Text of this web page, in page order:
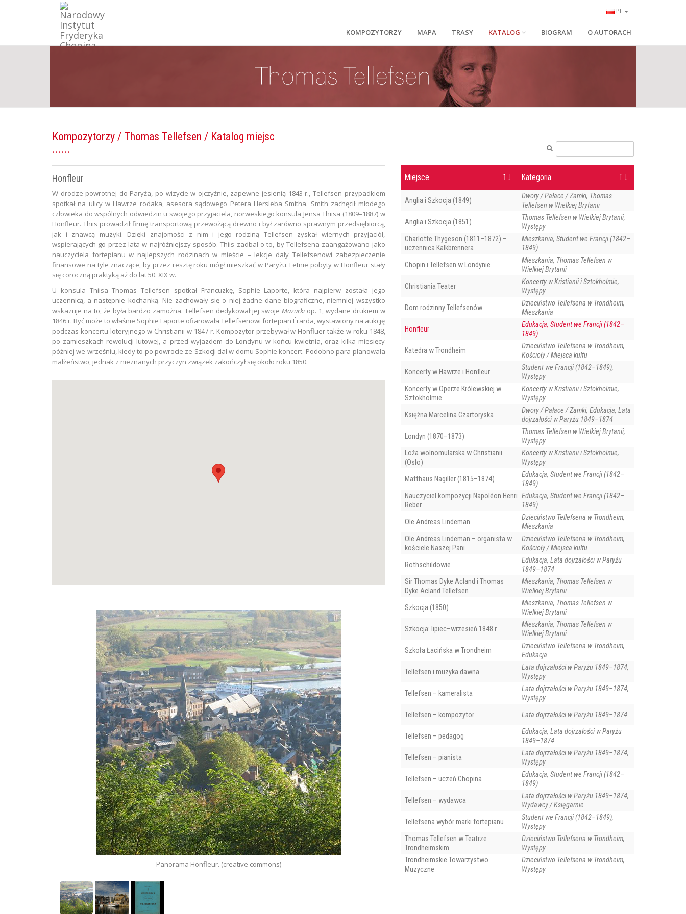
PL
KOMPOZYTORZY MAPA TRASY KATALOG BIOGRAM O AUTORACH
Kompozytorzy / Thomas Tellefsen / Katalog miejsc
Honfleur
W drodze powrotnej do Paryża, po wizycie w ojczyźnie, zapewne jesienią 1843 r., Tellefsen przypadkiem
spotkał na ulicy w Hawrze rodaka, asesora sądowego Petera Hersleba Smitha. Smith zachęcił młodego
człowieka do wspólnych odwiedzin u swojego przyjaciela, norweskiego konsula Jensa Thiisa (1809–1887) w
Honfleur. Thiis prowadził firmę transportową przewożącą drewno i był zarówno sprawnym przedsiębiorcą,
jak i znawcą muzyki. Dzięki znajomości z nim i jego rodziną Tellefsen zyskał wiernych przyjaciół,
wspierających go przez lata w najróżniejszy sposób. Thiis zadbał o to, by Tellefsena zaangażowano jako
nauczyciela fortepianu w najlepszych rodzinach w mieście – lekcje dały Tellefsenowi zabezpieczenie
finansowe na tyle znaczące, by przez resztę roku mógł mieszkać w Paryżu. Letnie pobyty w Honfleur stały
się coroczną praktyką aż do lat 50. XIX w.
U konsula Thiisa Thomas Tellefsen spotkał Francuzkę, Sophie Laporte, która najpierw została jego
uczennicą, a następnie kochanką. Nie zachowały się o niej żadne dane biograficzne, niemniej wszystko
wskazuje na to, że była bardzo zamożna. Tellefsen dedykował jej swoje Mazurkiop. 1, wydane drukiem w
1846 r. Być może to właśnie Sophie Laporte ofiarowała Tellefsenowi fortepian Érarda, wystawiony na aukcję
podczas koncertu loteryjnego w Christianii w 1847 r. Kompozytor przebywał w Honfluer także w roku 1848,
po zamieszkach rewolucji lutowej, a przed wyjazdem do Londynu w końcu kwietnia, oraz kilka miesięcy
później we wrześniu, kiedy to po powrocie ze Szkocji dał w domu Sophie koncert. Podobno para planowała
małżeństwo, jednak z nieznanych przyczyn związek zakończył się około roku 1850.
Panorama Honfleur. (creative commons) Stare nabrzeże w Honefleur, fot. Ввласенко (creative commons)
Miejsce Kategoria
Anglia i Szkocja (1849)
Dwory / Pałace / Zamki, Thomas
Tellefsen w Wielkiej Brytanii
Anglia i Szkocja (1851)
Thomas Tellefsen w Wielkiej Brytanii,
Występy
Charlotte Thygeson (1811–1872) –
uczennica Kalkbrennera
Mieszkania, Student we Francji (1842–
1849)
Chopin i Tellefsen w Londynie
Mieszkania, Thomas Tellefsen w
Wielkiej Brytanii
Christiania Teater
Koncerty w Kristianii i Sztokholmie,
Występy
Dom rodzinny Tellefsenów
Dzieciństwo Tellefsena w Trondheim,
Mieszkania
Honfleur
Edukacja, Student we Francji (1842–
1849)
Katedra w Trondheim
Dzieciństwo Tellefsena w Trondheim,
Kościoły / Miejsca kultu
Koncerty w Hawrze i Honfleur
Student we Francji (1842–1849),
Występy
Koncerty w Operze Królewskiej w
Sztokholmie
Koncerty w Kristianii i Sztokholmie,
Występy
Księżna Marcelina Czartoryska
Dwory / Pałace / Zamki, Edukacja, Lata
dojrzałości w Paryżu 1849–1874
Londyn (1870–1873)
Thomas Tellefsen w Wielkiej Brytanii,
Występy
Loża wolnomularska w Christianii
(Oslo)
Koncerty w Kristianii i Sztokholmie,
Występy
Matthäus Nagiller (1815–1874)
Edukacja, Student we Francji (1842–
1849)
Nauczyciel kompozycji Napoléon Henri
Reber
Edukacja, Student we Francji (1842–
1849)
Ole Andreas Lindeman
Dzieciństwo Tellefsena w Trondheim,
Mieszkania
Ole Andreas Lindeman – organista w
kościele Naszej Pani
Dzieciństwo Tellefsena w Trondheim,
Kościoły / Miejsca kultu
Rothschildowie
Edukacja, Lata dojrzałości w Paryżu
1849–1874
Sir Thomas Dyke Acland i Thomas
Dyke Acland Tellefsen
Mieszkania, Thomas Tellefsen w
Wielkiej Brytanii
Szkocja (1850)
Mieszkania, Thomas Tellefsen w
Wielkiej Brytanii
Szkocja: lipiec–wrzesień 1848 r.
Mieszkania, Thomas Tellefsen w
Wielkiej Brytanii
Szkoła Łacińska w Trondheim
Dzieciństwo Tellefsena w Trondheim,
Edukacja
Tellefsen i muzyka dawna
Lata dojrzałości w Paryżu 1849–1874,
Występy
Tellefsen – kameralista
Lata dojrzałości w Paryżu 1849–1874,
Występy
Tellefsen – kompozytor Lata dojrzałości w Paryżu 1849–1874
Tellefsen – pedagog
Edukacja, Lata dojrzałości w Paryżu
1849–1874
Tellefsen – pianista
Lata dojrzałości w Paryżu 1849–1874,
Występy
Tellefsen – uczeń Chopina
Edukacja, Student we Francji (1842–
1849)
Tellefsen – wydawca
Lata dojrzałości w Paryżu 1849–1874,
Wydawcy / Księgarnie
Tellefsena wybór marki fortepianu
Student we Francji (1842–1849),
Występy
Thomas Tellefsen w Teatrze
Trondheimskim
Dzieciństwo Tellefsena w Trondheim,
Występy
Trondheimskie Towarzystwo
Muzyczne
Dzieciństwo Tellefsena w Trondheim,
Występy